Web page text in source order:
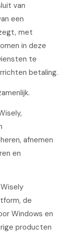
van
een
met
in deze
te
betaling.
afnemen
en
de
Windows en
producten